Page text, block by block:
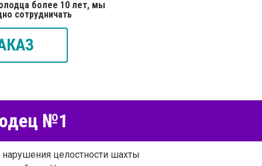
более 10 лет, мы
сотрудничать
№1
целостности шахты